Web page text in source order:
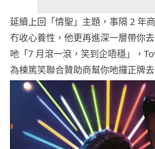
延續上回「情聖」主題，事隔 2 年
冇收心養性，他更再進深一層帶你
吔「7 月滾一滾，笑到企唔穩」，
為棟篤笑聯合贊助商幫你吔攞正牌去